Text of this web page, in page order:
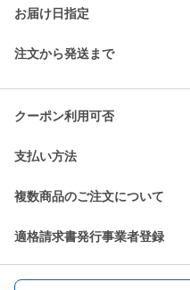
お届け日指定
注文から発送まで
クーポン利用可否
支払い方法
複数商品のご注文について
適格請求書発行事業者登録